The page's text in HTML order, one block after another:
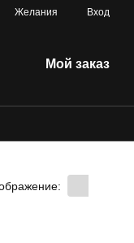
Желания Вход
Мой заказ